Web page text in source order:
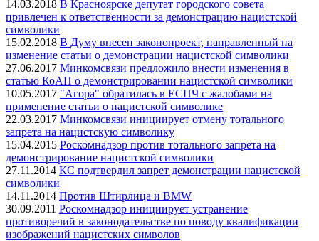
14.03.2018 В Красноярске депутат городского совета
привлечен к ответственности за демонстрацию нацистской
символики
15.02.2018 В Думу внесен законопроект, направленный на
изменение статьи о демонстрации нацистской символики
27.06.2017 Минкомсвязи предложило внести изменения в
статью КоАП о демонстрировании нацистской символики
10.05.2017 "Агора" обратилась в ЕСПЧ с жалобами на
применение статьи о нацистской символике
22.03.2017 Минкомсвязи инициирует отмену тотального
запрета на нацистскую символику
15.04.2015 Роскомнадзор против тотального запрета на
демонстрирование нацистской символики
27.11.2014 КС подтвердил запрет демонстрации нацистской
символики
14.11.2014 Против Штирлица и BMW
30.09.2011 Роскомнадзор инициирует устранение
противоречий в законодательстве по поводу квалификации
изображений нацистских символов